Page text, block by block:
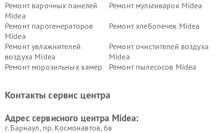
Ремонт варочных панелей
Midea
Ремонт мультиварок Midea
Ремонт парогенераторов
Midea
Ремонт хлебопечек Midea
Ремонт увлажнителей
воздуха Midea
Ремонт очистителей воздуха
Midea
Ремонт морозильных камер
Ремонт пылесосов Midea
пылесосов Midea
Midea
Контакты сервис центра
Адрес сервисного центра Midea:
г. Барнаул, ​пр. Космонавтов, 6в